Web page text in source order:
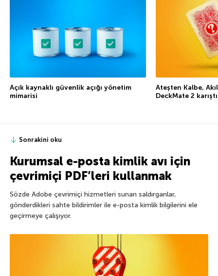
Açık kaynaklı güvenlik açığı yönetim
mimarisi
Ateşten Kalbe,
DeckMate 2
Sonrakini oku
Kurumsal e-posta kimlik avı için
çevrimiçi PDF’leri kullanmak
Sözde Adobe çevrimiçi hizmetleri sunan saldırganlar,
gönderdikleri sahte bildirimler ile e-posta kimlik bilgilerini ele
geçirmeye çalışıyor.